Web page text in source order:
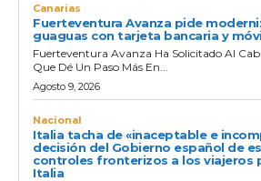
Canarias
Fuerteventura Avanza pide
guaguas con tarjeta bancaria y
Fuerteventura Avanza Ha Solicitado Al
Que Dé Un Paso Más En...
Agosto 9, 2026
Nacional
Italia tacha de «inaceptable e
decisión del Gobierno español de
controles fronterizos a los viajeros
Italia